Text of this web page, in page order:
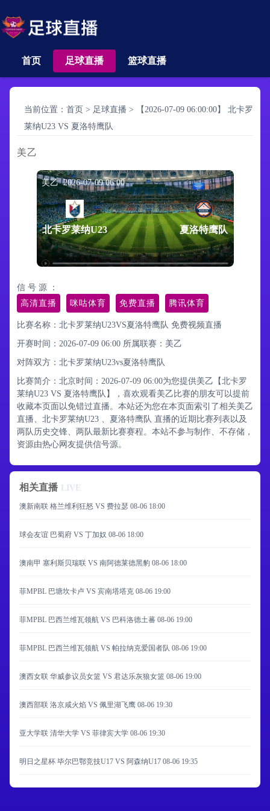
首页 足球直播 篮球直播
当前位置： 首页 > 足球直播 >
【2026-07-09 06:00:00】 北卡罗
莱纳U23 VS 夏洛特鹰队
美乙
美乙 2026-07-09 06:00
北卡罗莱纳U23 夏洛特鹰队
信 号 源 ：
高清直播
咪咕体育 免费直播 腾讯体育
比赛名称：北卡罗莱纳U23VS夏洛特鹰队 免费视频直播
开赛时间：2026-07-09 06:00 所属联赛： 美乙
对阵双方：北卡罗莱纳U23vs夏洛特鹰队
比赛简介：北京时间：2026-07-09 06:00为您提供美乙【北卡罗
莱纳U23 VS 夏洛特鹰队】，喜欢观看美乙比赛的朋友可以提前
收藏本页面以免错过直播。本站还为您在本页面索引了相关美乙
直播、北卡罗莱纳U23 、夏洛特鹰队 直播的近期比赛列表以及
两队历史交锋、两队最新比赛赛程。本站不参与制作、不存储，
资源由热心网友提供信号源。
相关直播 LIVE
澳新南联 格兰维利狂怒 VS 费拉瑟 08-06 18:00
球会友谊 巴蜀府 VS 丁加奴 08-06 18:00
澳南甲 塞利斯贝瑞联 VS 南阿德莱德黑豹 08-06 18:00
菲MPBL 巴塘坎卡卢 VS 宾南塔塔克 08-06 19:00
菲MPBL 巴西兰维瓦领航 VS 巴科洛德土蕃 08-06 19:00
菲MPBL 巴西兰维瓦领航 VS 帕拉纳克爱国者队 08-06 19:00
澳西女联 华威参议员女篮 VS 君达乐灰狼女篮 08-06 19:00
澳西部联 洛京咸火焰 VS 佩里湖飞鹰 08-06 19:30
亚大学联 清华大学 VS 菲律宾大学 08-06 19:30
明日之星杯 毕尔巴鄂竞技U17 VS 阿森纳U17 08-06 19:35